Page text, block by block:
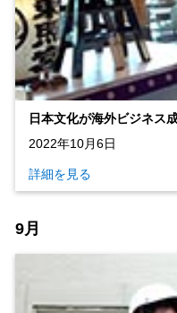
日本文化が海外ビジネス
2022年10月6日
詳細を見る
9月